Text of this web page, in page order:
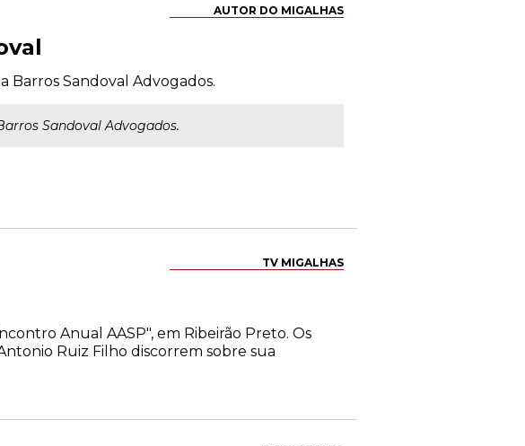
AUTOR DO MIGALHAS
Barros Sandoval Advogados.
Sandoval Advogados.
TV MIGALHAS
Anual AASP", em Ribeirão Preto. Os
Ruiz Filho discorrem sobre sua